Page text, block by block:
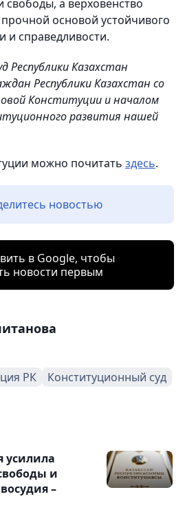
свободы, а верховенство
основой устойчивого
и справедливости.
Республики Казахстан
Республики Казахстан со
Конституции и началом
развития нашей
можно почитать здесь.
новостью
в Google, чтобы
новости первым
РК
Конституционный суд
усилила
и
–